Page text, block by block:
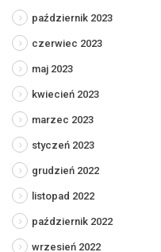
październik 2023
czerwiec 2023
maj 2023
kwiecień 2023
marzec 2023
styczeń 2023
grudzień 2022
listopad 2022
październik 2022
wrzesień 2022